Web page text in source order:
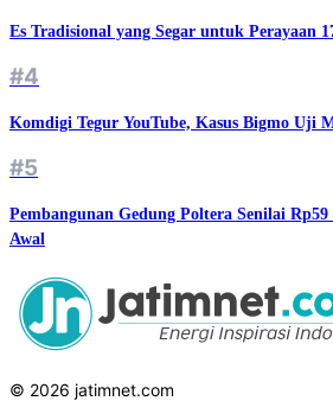
Es Tradisional yang Segar untuk Perayaan
#4
Komdigi Tegur YouTube, Kasus Bigmo Uji
#5
Pembangunan Gedung Poltera Senilai
Awal
© 2026 jatimnet.com